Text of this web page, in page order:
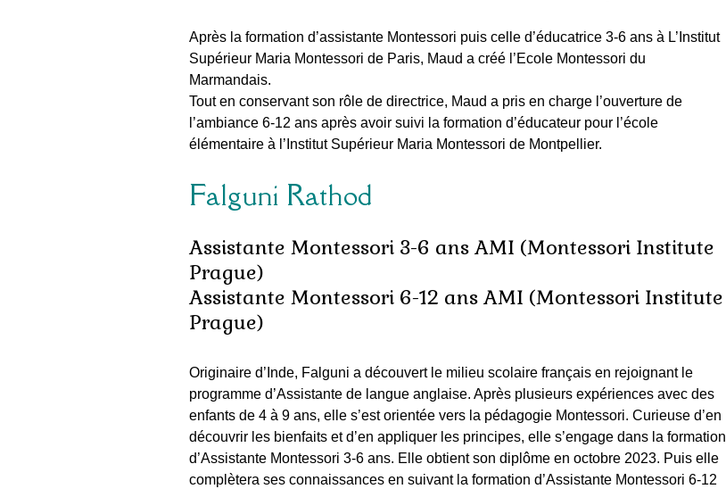
Après la formation d’assistante Montessori puis celle d’éducatrice 3-6 ans à L’Institut
Supérieur Maria Montessori de Paris, Maud a créé l’Ecole Montessori du
Marmandais.
Tout en conservant son rôle de directrice, Maud a pris en charge l’ouverture de
l’ambiance 6-12 ans après avoir suivi la formation d’éducateur pour l’école
élémentaire à l’Institut Supérieur Maria Montessori de Montpellier.
Falguni Rathod
Assistante Montessori 3-6 ans AMI (Montessori Institute
Prague)
Assistante Montessori 6-12 ans AMI (Montessori Institute
Prague)
Originaire d’Inde, Falguni a découvert le milieu scolaire français en rejoignant le
programme d’Assistante de langue anglaise. Après plusieurs expériences avec des
enfants de 4 à 9 ans, elle s’est orientée vers la pédagogie Montessori. Curieuse d’en
découvrir les bienfaits et d’en appliquer les principes, elle s’engage dans la formation
d’Assistante Montessori 3-6 ans. Elle obtient son diplôme en octobre 2023. Puis elle
complètera ses connaissances en suivant la formation d’Assistante Montessori 6-12